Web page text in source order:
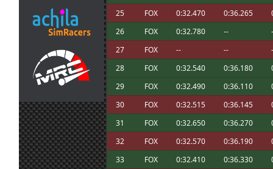
15 jul. 8:48
loopingz
Yo no puedo correr las siguientes 3 así
campeonato 🤣
14 jul. 18:11
tangovalens
tomaremos en cuenta
14 jul. 17:45
menjacocs
14 jul. 17:45
menjacocs
Ni de coña tango. Como mucho en una
tangovalens :
Sin problema, Javi. // el coche me
en una liga
14 jul. 12:29
Javi3r
Perdonar, estaba inscrito pero no pude
carrera. Encima me tocaba de 1º
14 jul. 11:31
loopingz
Que va 10 de 10 el top 10!
14 jul. 7:05
mitsumeku
...nos ha salido
25
FOX 0:32.470 0:36.265
26
FOX 0:32.780 --
27
FOX -- --
28
FOX 0:32.540 0:36.180
29
FOX 0:32.490 0:36.110
30
FOX 0:32.515 0:36.145
31
FOX 0:32.650 0:36.270
32
FOX 0:32.570 0:36.190
33
FOX 0:32.410 0:36.330